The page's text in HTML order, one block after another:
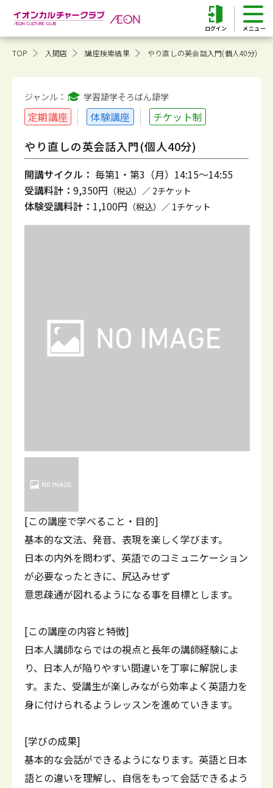
ログイン
TOP 入間店 講座検索結果 やり直しの英会話入門(個人40分)
ジャンル： 学習語学そろばん語学
定期講座 体験講座 チケット制
やり直しの英会話入門(個人40分)
開講サイクル： 毎第1・第3（月）14:15～14:55
受講料計： 9,350円 （税込）／ 2チケット
体験受講料計： 1,100円 （税込）／ 1チケット
[この講座で学べること・目的]
基本的な文法、発音、表現を楽しく学びます。
日本の内外を問わず、英語でのコミュニケーション
が必要なったときに、尻込みせず
意思疎通が図れるようになる事を目標とします。
[この講座の内容と特徴]
日本人講師ならではの視点と長年の講師経験によ
り、日本人が陥りやすい間違いを丁寧に解説しま
す。また、受講生が楽しみながら効率よく英語力を
身に付けられるようレッスンを進めていきます。
[学びの成果]
基本的な会話ができるようになります。英語と日本
語との違いを理解し、自信をもって会話できるよう